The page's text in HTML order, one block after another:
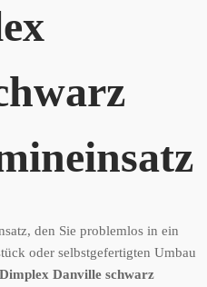
den Sie problemlos in ein
oder selbstgefertigten Umbau
Dimplex Danville schwarz